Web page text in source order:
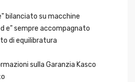
bilanciato su macchine
e" sempre accompagnato
di equilibratura
sulla Garanzia Kasco